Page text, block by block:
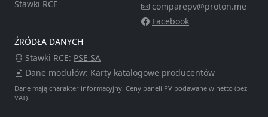
Stawki RCE
comparepv@proton.me
Facebook
ŹRÓDŁA DANYCH
Stawki RCE: PSE SA
Dane modułów: Karty katalogowe producentów
Dane mają charakter informacyjny. Ceny paneli PV podawane w netto (bez
VAT).